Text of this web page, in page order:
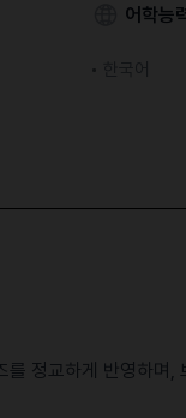
어학능력
정교하게 반영하며,